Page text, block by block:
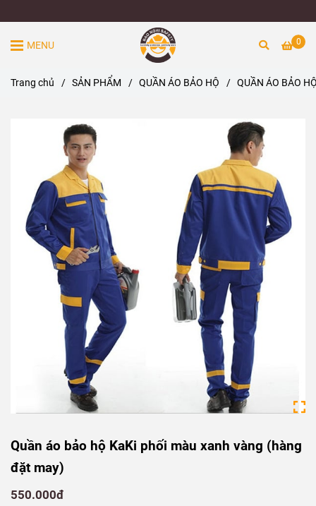
0
MENU
Trang chủ / SẢN PHẨM / QUẦN ÁO BẢO HỘ / QUẦN ÁO BẢO
Quần áo bảo hộ KaKi phối màu xanh vàng (hàng
đặt may)
550.000đ